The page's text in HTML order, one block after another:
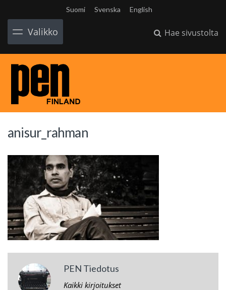
Suomi Svenska English
Valikko Hae sivustolta
anisur_rahman
PEN Tiedotus
Kaikki kirjoitukset